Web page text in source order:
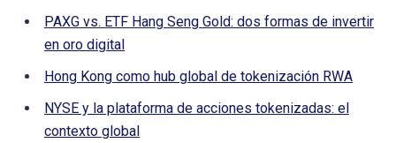
PAXG vs. ETF Hang Seng Gold: dos formas de invertir
en oro digital
Hong Kong como hub global de tokenización RWA
NYSE y la plataforma de acciones tokenizadas: el
contexto global